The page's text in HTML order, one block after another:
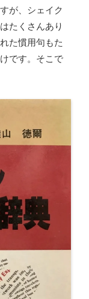
が、シェイク
たくさんあり
た慣用句もた
です。そこで